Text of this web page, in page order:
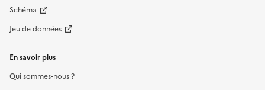
Schéma
Jeu de données
En savoir plus
Qui sommes-nous ?